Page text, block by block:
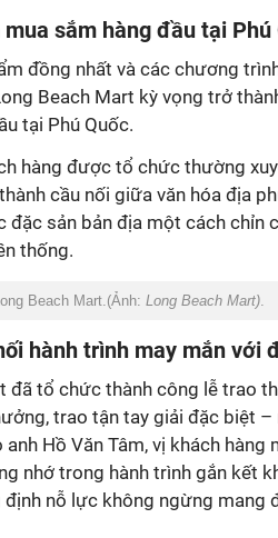
sắm hàng đầu tại Phú
đồng nhất và các chương
Beach Mart kỳ vọng trở
tại Phú Quốc.
hàng được tổ chức thường
cầu nối giữa văn hóa địa
sản bản địa một cách chỉn
thống.
Beach Mart.(Ảnh: Long Beach Mart).
hành trình may mắn với
tổ chức thành công lễ trao
trao tận tay giải đặc biệt –
Hồ Văn Tâm, vị khách hàng
nhớ trong hành trình gắn kết
nỗ lực không ngừng mang